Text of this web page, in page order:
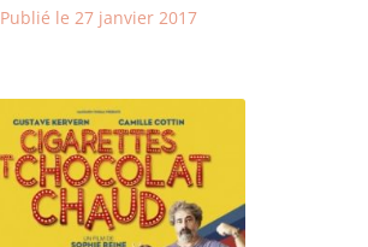
Publié le 27 janvier 2017